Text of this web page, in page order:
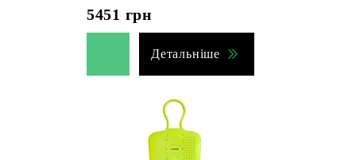
5451 грн
Детальніше